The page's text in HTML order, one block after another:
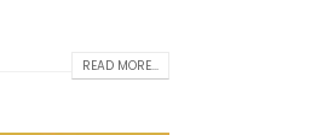
READ MORE...